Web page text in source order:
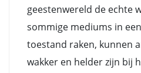
geestenwereld de echte
sommige mediums in
toestand raken, kunnen
wakker en helder zijn bij